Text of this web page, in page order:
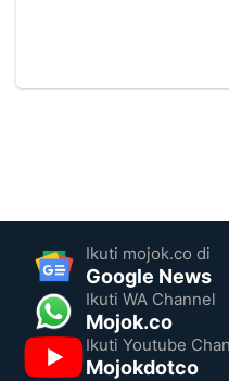
Ikuti mojok.co di
Google News
Ikuti WA Channel
Mojok.co
Ikuti Youtube
Mojokdotco